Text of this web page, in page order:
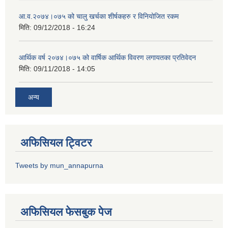
आ.व.२०७४।०७५ को चालु खर्चका शीर्षकहरु र विनियोजित रकम
मिति: 09/12/2018 - 16:24
आर्थिक वर्ष २०७४।०७५ को वार्षिक आर्थिक विवरण लगायतका प्रतिवेदन
मिति: 09/11/2018 - 14:05
अन्य
अफिसियल ट्विटर
Tweets by mun_annapurna
अफिसियल फेसबुक पेज